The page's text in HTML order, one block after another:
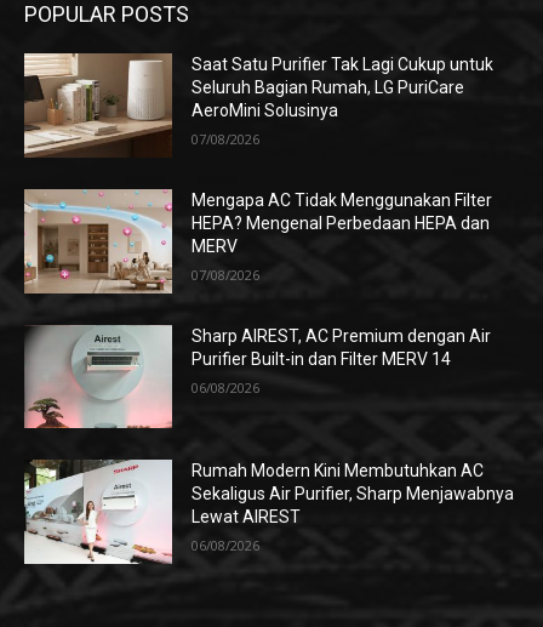
POPULAR POSTS
Saat Satu Purifier Tak Lagi Cukup untuk
Seluruh Bagian Rumah, LG PuriCare
AeroMini Solusinya
07/08/2026
Mengapa AC Tidak Menggunakan Filter
HEPA? Mengenal Perbedaan HEPA dan
MERV
07/08/2026
Sharp AIREST, AC Premium dengan Air
Purifier Built-in dan Filter MERV 14
06/08/2026
Rumah Modern Kini Membutuhkan AC
Sekaligus Air Purifier, Sharp Menjawabnya
Lewat AIREST
06/08/2026